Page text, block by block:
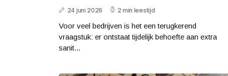
24 juni 2026 2 min leestijd
Voor veel bedrijven is het een terugkerend
vraagstuk: er ontstaat tijdelijk behoefte aan extra
sanit...